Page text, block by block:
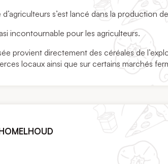
s’est lancé dans la production
incontournable pour les agriculteurs.
provient directement des céréales de
locaux ainsi que sur certains marchés